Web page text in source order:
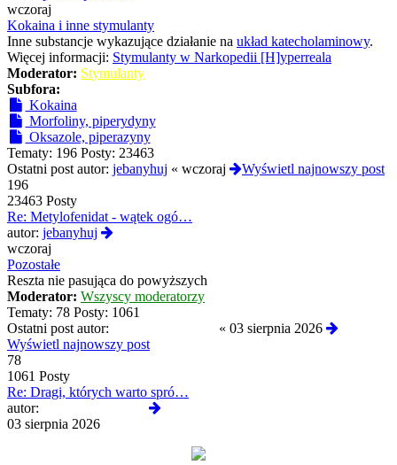
post
wczoraj
Kokaina i inne stymulanty
Inne substancje wykazujące działanie na układ katecholaminowy.
Więcej informacji: Stymulanty w Narkopedii [H]yperreala
Moderator: Stymulanty
Subfora:
Kokaina
Morfoliny, piperydyny
Oksazole, piperazyny
Tematy: 196 Posty: 23463
Ostatni post autor: jebanyhuj « wczoraj
Wyświetl najnowszy post
196
23463 Posty
Re: Metylofenidat - wątek ogó…
autor: jebanyhuj
wczoraj
Pozostałe
Reszta nie pasująca do powyższych
Moderator: Wszyscy moderatorzy
Tematy: 78 Posty: 1061
Ostatni post autor:
« 03 sierpnia 2026
Wyświetl najnowszy post
78
1061 Posty
Re: Dragi, których warto spró…
autor:
03 sierpnia 2026